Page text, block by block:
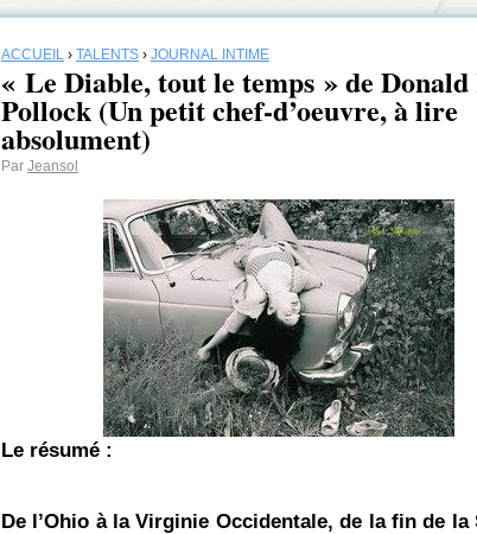
ACCUEIL › TALENTS › JOURNAL INTIME
« Le Diable, tout le temps » de Donald
Pollock (Un petit chef-d’oeuvre, à lire
absolument)
Par Jeansol
Le résumé :
De l’Ohio à la Virginie Occidentale, de la fin de la